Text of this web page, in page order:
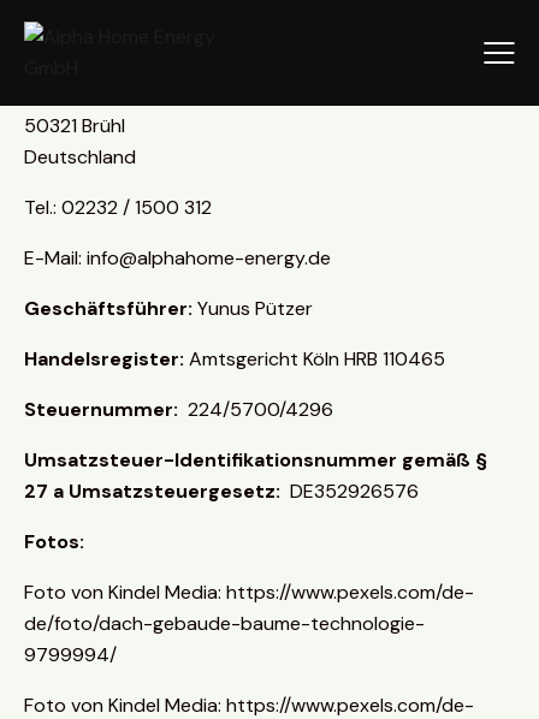
50321 Brühl
Deutschland
Tel.: 02232 / 1500 312
E-Mail: info@alphahome-energy.de
Geschäftsführer: Yunus Pützer
Handelsregister: Amtsgericht Köln HRB 110465
Steuernummer: 224/5700/4296
Umsatzsteuer-Identifikationsnummer gemäß §
27 a Umsatzsteuergesetz: DE352926576
Fotos:
Foto von Kindel Media: https://www.pexels.com/de-
de/foto/dach-gebaude-baume-technologie-
9799994/
Foto von Kindel Media: https://www.pexels.com/de-